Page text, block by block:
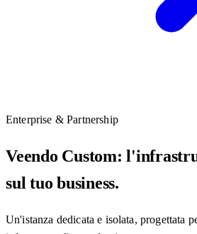
Enterprise & Partnership
Veendo Custom:
sul tuo business.
Un'istanza dedicata e isolata, progettata